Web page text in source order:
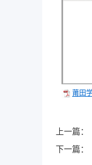
莆田
上一篇：
下一篇：